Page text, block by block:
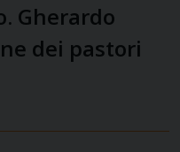
Gherardo
dei pastori